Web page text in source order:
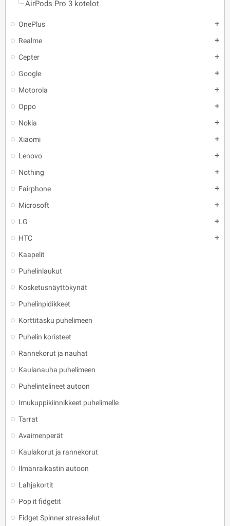
AirPods Pro 3 kotelot
OnePlus add
Realme add
Cepter add
Google add
Motorola add
Oppo add
Nokia add
Xiaomi add
Lenovo add
Nothing add
Fairphone add
Microsoft add
LG add
HTC add
Kaapelit
Puhelinlaukut
Kosketusnäyttökynät
Puhelinpidikkeet
Korttitasku puhelimeen
Puhelin koristeet
Rannekorut ja nauhat
Kaulanauha puhelimeen
Puhelintelineet autoon
Imukuppikiinnikkeet puhelimelle
Tarrat
Avaimenperät
Kaulakorut ja rannekorut
Ilmanraikastin autoon
Lahjakortit
Pop it fidgetit
Fidget Spinner stressilelut